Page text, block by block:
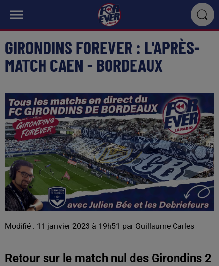
GIRONDINS FOREVER : L'APRÈS-
MATCH CAEN - BORDEAUX
Modifié : 11 janvier 2023 à 19h51 par Guillaume Carles
Retour sur le match nul des Girondins 2